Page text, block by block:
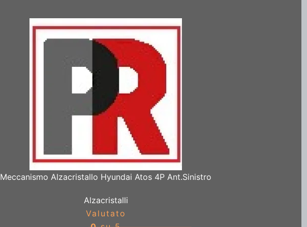
Meccanismo Alzacristallo Hyundai Atos 4P Ant.Sinistro
Alzacristalli
Valutato